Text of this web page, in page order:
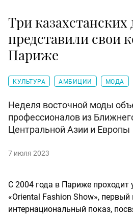
Три казахстанских
представили свои
Париже
КУЛЬТУРА АМБИЦИИ МОДА
Неделя восточной моды
профессионалов из
Центральной Азии и Европы
7 июля 2023
С 2004 года в Париже проходит
«Oriental Fashion Show»,
интернациональный показ,